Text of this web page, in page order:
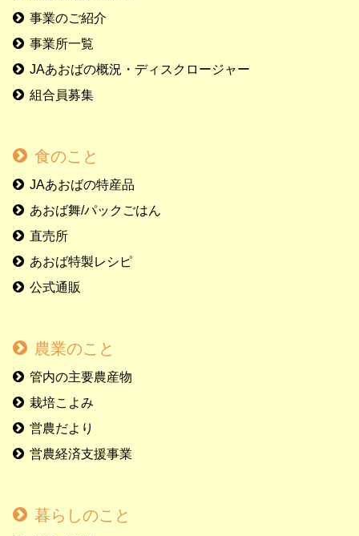
事業のご紹介
事業所一覧
JAあおばの概況・ディスクロージャー
組合員募集
食のこと
JAあおばの特産品
あおば舞/パックごはん
直売所
あおば特製レシピ
公式通販
農業のこと
管内の主要農産物
栽培こよみ
営農だより
営農経済支援事業
暮らしのこと